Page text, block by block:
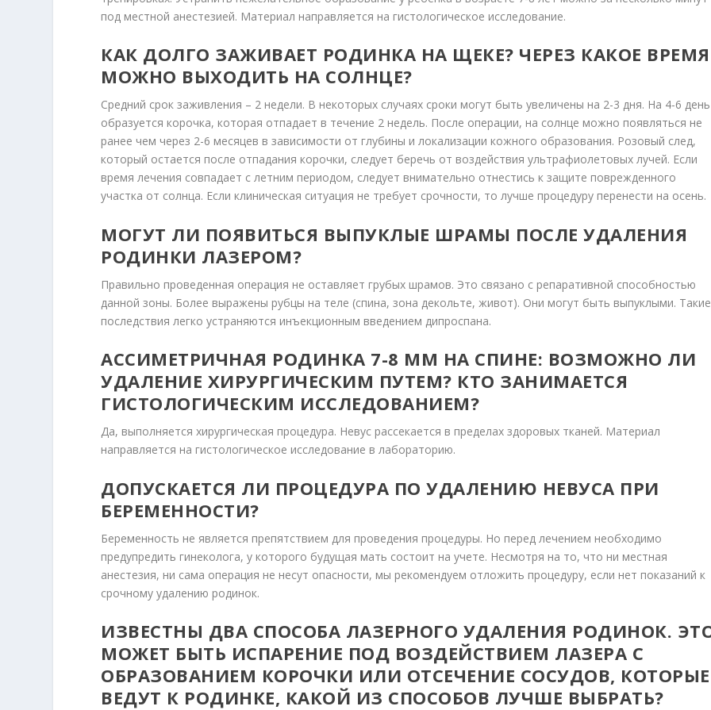
под местной анестезией. Материал направляется на гистологическое исследование.
КАК ДОЛГО ЗАЖИВАЕТ РОДИНКА НА ЩЕКЕ? ЧЕРЕЗ КАКОЕ ВРЕМЯ
МОЖНО ВЫХОДИТЬ НА СОЛНЦЕ?
Средний срок заживления – 2 недели. В некоторых случаях сроки могут быть увеличены на 2-3 дня. На 4-6 день
образуется корочка, которая отпадает в течение 2 недель. После операции, на солнце можно появляться не
ранее чем через 2-6 месяцев в зависимости от глубины и локализации кожного образования. Розовый след,
который остается после отпадания корочки, следует беречь от воздействия ультрафиолетовых лучей. Если
время лечения совпадает с летним периодом, следует внимательно отнестись к защите поврежденного
участка от солнца. Если клиническая ситуация не требует срочности, то лучше процедуру перенести на осень.
МОГУТ ЛИ ПОЯВИТЬСЯ ВЫПУКЛЫЕ ШРАМЫ ПОСЛЕ УДАЛЕНИЯ
РОДИНКИ ЛАЗЕРОМ?
Правильно проведенная операция не оставляет грубых шрамов. Это связано с репаративной способностью
данной зоны. Более выражены рубцы на теле (спина, зона декольте, живот). Они могут быть выпуклыми. Такие
последствия легко устраняются инъекционным введением дипроспана.
АССИМЕТРИЧНАЯ РОДИНКА 7-8 ММ НА СПИНЕ: ВОЗМОЖНО ЛИ
УДАЛЕНИЕ ХИРУРГИЧЕСКИМ ПУТЕМ? КТО ЗАНИМАЕТСЯ
ГИСТОЛОГИЧЕСКИМ ИССЛЕДОВАНИЕМ?
Да, выполняется хирургическая процедура. Невус рассекается в пределах здоровых тканей. Материал
направляется на гистологическое исследование в лабораторию.
ДОПУСКАЕТСЯ ЛИ ПРОЦЕДУРА ПО УДАЛЕНИЮ НЕВУСА ПРИ
БЕРЕМЕННОСТИ?
Беременность не является препятствием для проведения процедуры. Но перед лечением необходимо
предупредить гинеколога, у которого будущая мать состоит на учете. Несмотря на то, что ни местная
анестезия, ни сама операция не несут опасности, мы рекомендуем отложить процедуру, если нет показаний к
срочному удалению родинок.
ИЗВЕСТНЫ ДВА СПОСОБА ЛАЗЕРНОГО УДАЛЕНИЯ РОДИНОК.
МОЖЕТ БЫТЬ ИСПАРЕНИЕ ПОД ВОЗДЕЙСТВИЕМ ЛАЗЕРА С
ОБРАЗОВАНИЕМ КОРОЧКИ ИЛИ ОТСЕЧЕНИЕ СОСУДОВ, КОТОРЫЕ
ВЕДУТ К РОДИНКЕ, КАКОЙ ИЗ СПОСОБОВ ЛУЧШЕ ВЫБРАТЬ?